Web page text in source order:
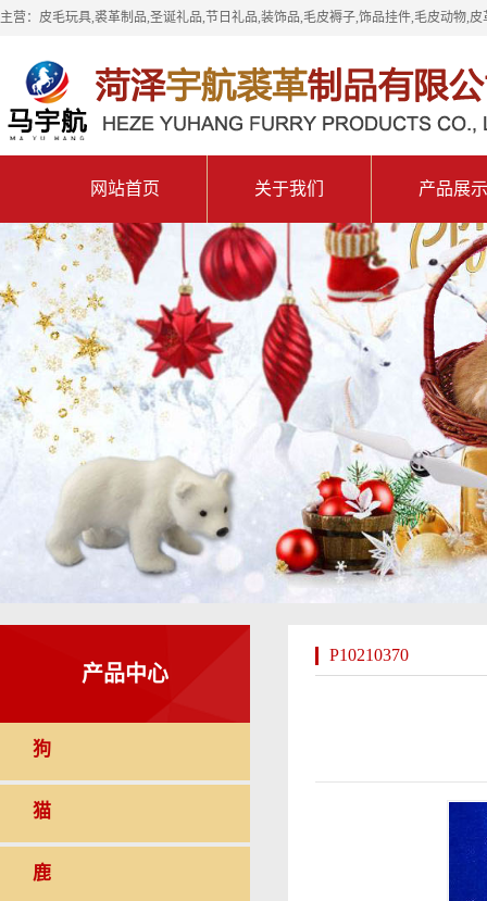
主营：皮毛玩具,裘革制品,圣诞礼品,节日礼品,装饰品,毛皮褥子,饰品挂件,毛皮动物,
网站首页 关于我们 产品展示
产品中心
狗
猫
鹿
P10210370